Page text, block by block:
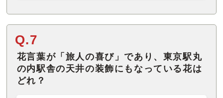
Q.7
花言葉が「旅人の喜び」であり、東京駅丸
の内駅舎の天井の装飾にもなっている花は
どれ？